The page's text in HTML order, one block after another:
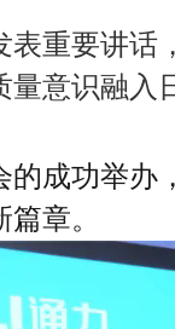
表重要讲话
量意识融
的成功举
章。